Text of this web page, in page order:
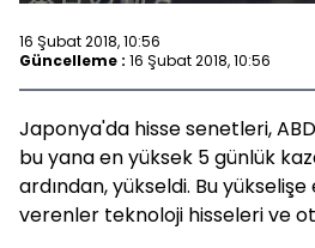
16 Şubat 2018, 10:56
Güncelleme : 16 Şubat 2018, 10:56
Japonya'da hisse senetleri,
bu yana en yüksek 5 günlük
ardından, yükseldi. Bu
verenler teknoloji hisseleri ve